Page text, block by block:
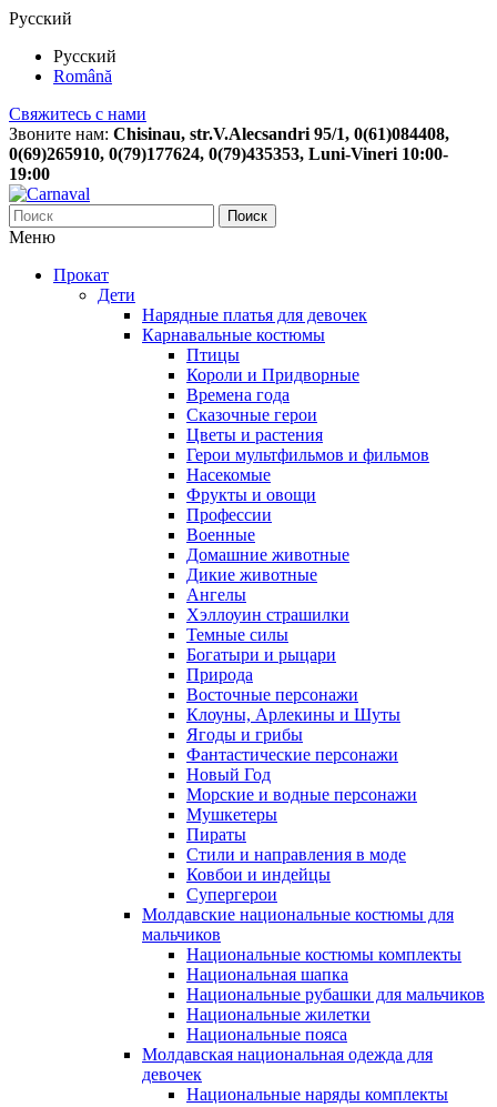
Русский
Русский
Română
Свяжитесь с нами
Звоните нам: Chisinau, str.V.Alecsandri 95/1, 0(61)084408,
0(69)265910, 0(79)177624, 0(79)435353, Luni-Vineri 10:00-
19:00
Поиск
Меню
Прокат
Дети
Нарядные платья для девочек
Карнавальные костюмы
Птицы
Короли и Придворные
Времена года
Сказочные герои
Цветы и растения
Герои мультфильмов и фильмов
Насекомые
Фрукты и овощи
Профессии
Военные
Домашние животные
Дикие животные
Ангелы
Хэллоуин страшилки
Темные силы
Богатыри и рыцари
Природа
Восточные персонажи
Клоуны, Арлекины и Шуты
Ягоды и грибы
Фантастические персонажи
Новый Год
Морские и водные персонажи
Мушкетеры
Пираты
Стили и направления в моде
Ковбои и индейцы
Супергерои
Молдавские национальные костюмы для
мальчиков
Национальные костюмы комплекты
Национальная шапка
Национальные рубашки для мальчиков
Национальные жилетки
Национальные пояса
Молдавская национальная одежда для
девочек
Национальные наряды комплекты